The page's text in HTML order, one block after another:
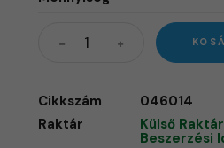
Cikkszám
046014
Raktár
Külső
Beszerzési